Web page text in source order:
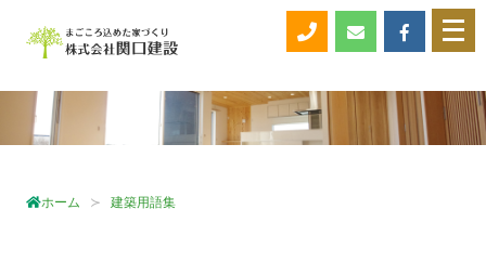
メ
ニ
ー
を
開
ホーム 建築用語集